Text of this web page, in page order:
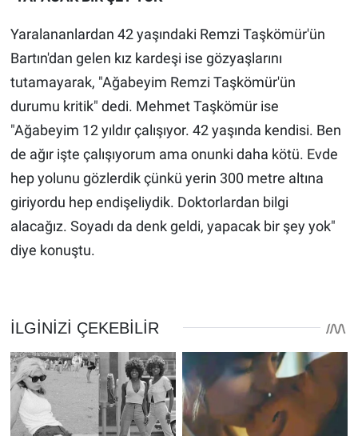
Yaralananlardan 42 yaşındaki Remzi Taşkömür'ün
Bartın'dan gelen kız kardeşi ise gözyaşlarını
tutamayarak, "Ağabeyim Remzi Taşkömür'ün
durumu kritik" dedi. Mehmet Taşkömür ise
"Ağabeyim 12 yıldır çalışıyor. 42 yaşında kendisi. Ben
de ağır işte çalışıyorum ama onunki daha kötü. Evde
hep yolunu gözlerdik çünkü yerin 300 metre altına
giriyordu hep endişeliydik. Doktorlardan bilgi
alacağız. Soyadı da denk geldi, yapacak bir şey yok"
diye konuştu.